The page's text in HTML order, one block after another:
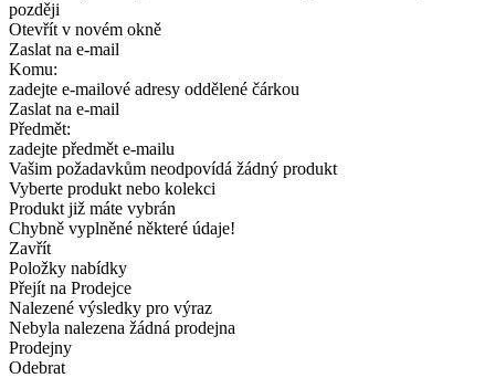
později
Otevřít v novém okně
Zaslat na e-mail
Komu:
zadejte e-mailové adresy oddělené čárkou
Zaslat na e-mail
Předmět:
zadejte předmět e-mailu
Vašim požadavkům neodpovídá žádný produkt
Vyberte produkt nebo kolekci
Produkt již máte vybrán
Chybně vyplněné některé údaje!
Zavřít
Položky nabídky
Přejít na Prodejce
Nalezené výsledky pro výraz
Nebyla nalezena žádná prodejna
Prodejny
Odebrat